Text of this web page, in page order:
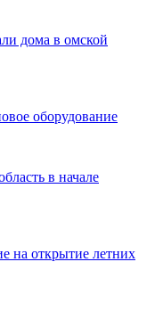
дома в омской
оборудование
в начале
на открытие летних